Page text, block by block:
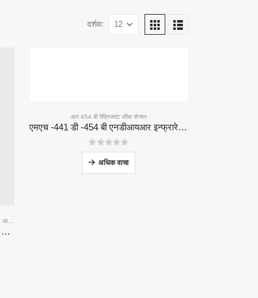
दर्शवा:
आर 410 ए रेफ्रिजरंट लीक सेन्सर
MH-441D NDIR Infrared Refrigerant Sensor | High Sensitivity | HVAC & Industrial Safety | Long Lifespan
आर 454 बी रेफ्रिजरंट लीक सेन्सर
एमएच -441 डी -454 बी एनडीआयआर इन्फ्रारेड रेफ्रिजरंट सेन्सर
05 पैकी
अधिक वाचा